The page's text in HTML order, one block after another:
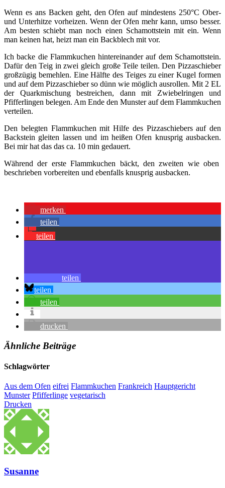
Wenn es ans Backen geht, den Ofen auf mindestens 250°C Ober-
und Unterhitze vorheizen. Wenn der Ofen mehr kann, umso besser.
Am besten schiebt man noch einen Schamottstein mit ein. Wenn
man keinen hat, heizt man ein Backblech mit vor.
Ich backe die Flammkuchen hintereinander auf dem Schamottstein.
Dafür den Teig in zwei gleich große Teile teilen. Den Pizzaschieber
großzügig bemehlen. Eine Hälfte des Teiges zu einer Kugel formen
und auf dem Pizzaschieber so dünn wie möglich ausrollen. Mit 2 EL
der Quarkmischung bestreichen, dann mit Zwiebelringen und
Pfifferlingen belegen. Am Ende den Munster auf dem Flammkuchen
verteilen.
Den belegten Flammkuchen mit Hilfe des Pizzaschiebers auf den
Backstein gleiten lassen und im heißen Ofen knusprig ausbacken.
Bei mir hat das das ca. 10 min gedauert.
Während der erste Flammkuchen bäckt, den zweiten wie oben
beschrieben vorbereiten und ebenfalls knusprig ausbacken.
merken
teilen
teilen
teilen
teilen
teilen
drucken
Ähnliche Beiträge
Schlagwörter
Aus dem Ofen eifrei Flammkuchen Frankreich Hauptgericht
Munster Pfifferlinge vegetarisch
Drucken
Susanne